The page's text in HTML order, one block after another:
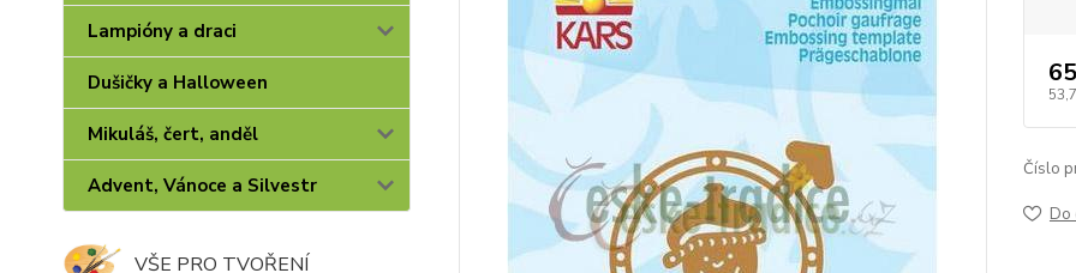
Lampióny a draci
Dušičky a Halloween
Mikuláš, čert, anděl
Advent, Vánoce a Silvestr
VŠE PRO TVOŘENÍ
Číslo
Do